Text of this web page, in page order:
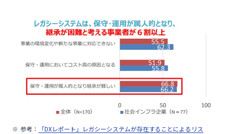
参考：
「DXレポート」レガシーシステムが存在することによるリス